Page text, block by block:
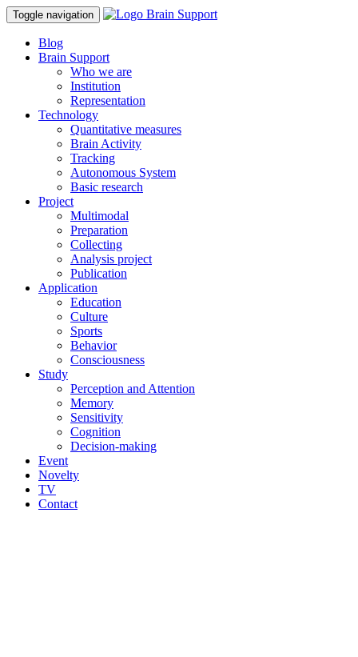
Toggle navigation
Blog
Brain Support
Who we are
Institution
Representation
Technology
Quantitative measures
Brain Activity
Tracking
Autonomous System
Basic research
Project
Multimodal
Preparation
Collecting
Analysis project
Publication
Application
Education
Culture
Sports
Behavior
Consciousness
Study
Perception and Attention
Memory
Sensitivity
Cognition
Decision-making
Event
Novelty
TV
Contact